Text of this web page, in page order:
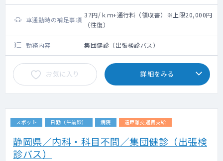
車通勤時の補足事項
37円/ｋｍ+通行料（領収書）※上限20,000円
（往復）
勤務内容 集団健診（出張検診バス）
お気に入り 詳細をみる
スポット 日勤（午前診） 病院 遠距離交通費支給
静岡県／内科・科目不問／集団健診（出張検
診バス）